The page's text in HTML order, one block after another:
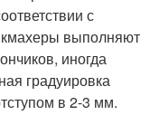
с
выполняют
иногда
градуировка
в 2-3 мм.